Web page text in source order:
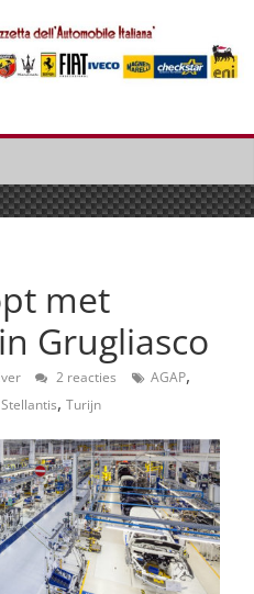
met
Grugliasco
2 reacties AGAP,
Stellantis, Turijn